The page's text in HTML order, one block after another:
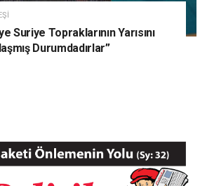
Suriye Topraklarının Yarısını
Durumdadırlar”